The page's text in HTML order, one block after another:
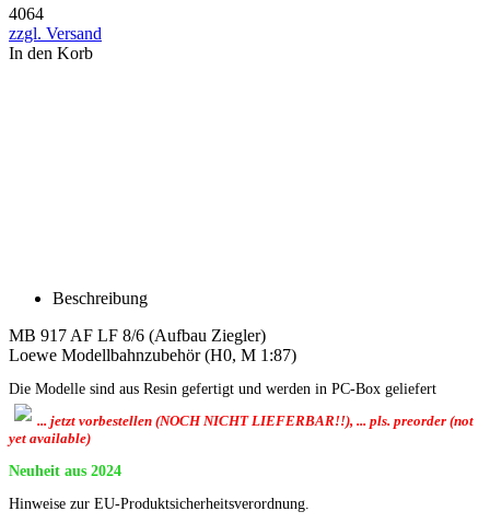
4064
zzgl. Versand
In den Korb
Beschreibung
MB 917 AF LF 8/6 (Aufbau Ziegler)
Loewe Modellbahnzubehör (H0, M 1:87)
Die Modelle sind aus Resin gefertigt und werden in PC-Box geliefert
... jetzt vorbestellen (NOCH NICHT LIEFERBAR!!), ... pls. preorder (not
yet available)
Neuheit aus 2024
Hinweise zur EU-Produktsicherheitsverordnung.